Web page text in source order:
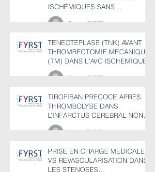
ISCHÉMIQUES SANS
OCCLUSION DE GROS TRONC
Groupe FYRST
TENECTEPLASE (TNK) AVANT
THROMBECTOMIE MECANIQUE
(TM) DANS L'AVC ISCHEMIQUE
Groupe FYRST
TIROFIBAN PRECOCE APRES
THROMBOLYSE DANS
L’INFARCTUS CEREBRAL NON
CARDIOEMBOLIQUE
Groupr FYRST
PRISE EN CHARGE MEDICALE
VS REVASCULARISATION DANS
LES STENOSES